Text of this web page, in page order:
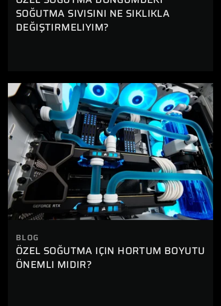
SOĞUTMA SIVISINI NE SIKLIKLA
DEĞIŞTIRMELIYIM?
BLOG
ÖZEL SOĞUTMA IÇIN HORTUM BOYUTU
ÖNEMLI MIDIR?